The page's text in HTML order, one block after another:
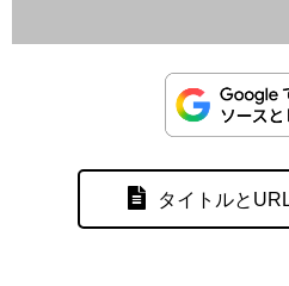
タイトルと